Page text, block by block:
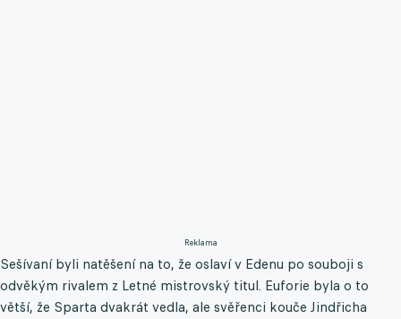
Reklama
Sešívaní byli natěšení na to, že oslaví v Edenu po souboji s
odvěkým rivalem z Letné mistrovský titul. Euforie byla o to
větší, že Sparta dvakrát vedla, ale svěřenci kouče Jindřicha